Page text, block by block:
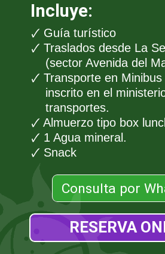
🗸 Guía turístico
🗸 Traslados desde La
(sector Avenida del
🗸 Transporte en Minibus
inscrito en el
transportes.
🗸 Almuerzo tipo box
🗸 1 Agua mineral.
🗸 Snack
RESERVA
Incluye:
Consulta por